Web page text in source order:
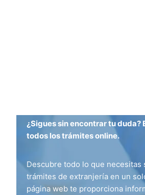
¿Sigues sin encontrar tu duda?
todos los trámites online.
Descubre todo lo que necesitas
trámites de extranjería en un
página web te proporciona